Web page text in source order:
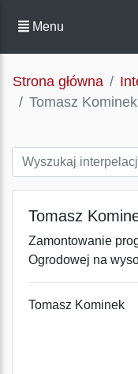
Menu
Strona główna
Tomasz
Tomasz
Zamontowanie
Ogrodowej na
Tomasz Kominek